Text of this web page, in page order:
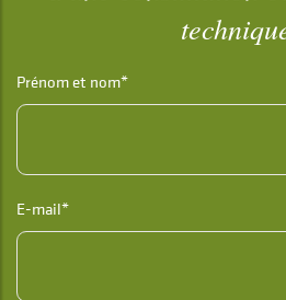
Prénom et nom*
E-mail*